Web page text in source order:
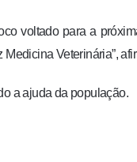
voltado para a
Veterinária”,
a ajuda da população.